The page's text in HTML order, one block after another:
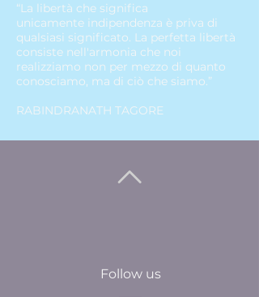
“La libertà che significa
unicamente indipendenza è priva di
qualsiasi significato. La perfetta libertà
consiste nell'armonia che noi
realizziamo non per mezzo di quanto
conosciamo, ma di ciò che siamo.”
RABINDRANATH TAGORE
Follow us